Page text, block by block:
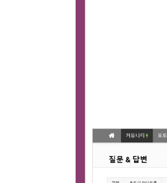
보정 분야: 여자,
17. 나도 인물사진
18. 사진 보정의
[방법 1] 빠르고 간
19. 실제로 이럴까